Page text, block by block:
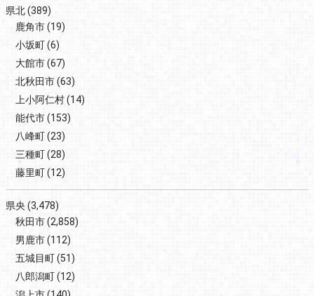
県北(389)
鹿角市(19)
小坂町(6)
大館市(67)
北秋田市(63)
上小阿仁村(14)
能代市(153)
八峰町(23)
三種町(28)
藤里町(12)
県央(3,478)
秋田市(2,858)
男鹿市(112)
五城目町(51)
八郎潟町(12)